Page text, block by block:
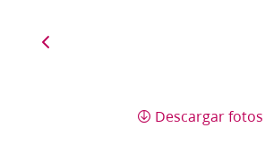
Descargar fotos